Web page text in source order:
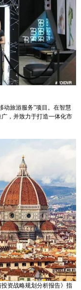
动旅游服务”项目。在智慧
，并致力于打造一体化市
资战略规划分析报告》指